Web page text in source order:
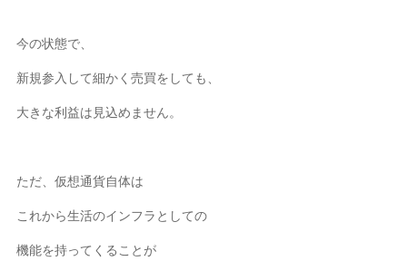
今の状態で、
新規参入して細かく売買をしても、
大きな利益は見込めません。
ただ、仮想通貨自体は
これから生活のインフラとしての
機能を持ってくることが